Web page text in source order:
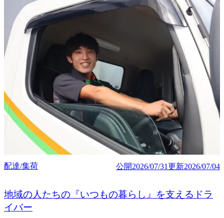
配達/集荷 公開2026/07/31更新2026/07/04
地域の人たちの『いつもの暮らし』を支えるドラ
イバー